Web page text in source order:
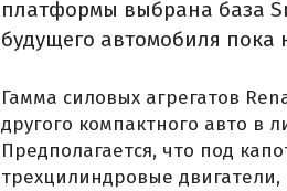
платформы выбрана база
будущего автомобиля пока
Гамма силовых агрегатов
другого компактного авто в
Предполагается, что под
трехцилиндровые